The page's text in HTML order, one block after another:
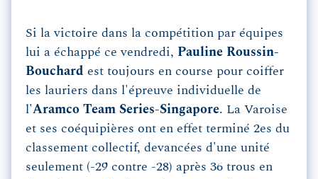
Si la victoire dans la compétition par équipes
lui a échappé ce vendredi, Pauline Roussin-
Bouchard est toujours en course pour coiffer
les lauriers dans l'épreuve individuelle de
l'Aramco Team Series-Singapore. La Varoise
et ses coéquipières ont en effet terminé 2es du
classement collectif, devancées d'une unité
seulement (-29 contre -28) après 36 trous en